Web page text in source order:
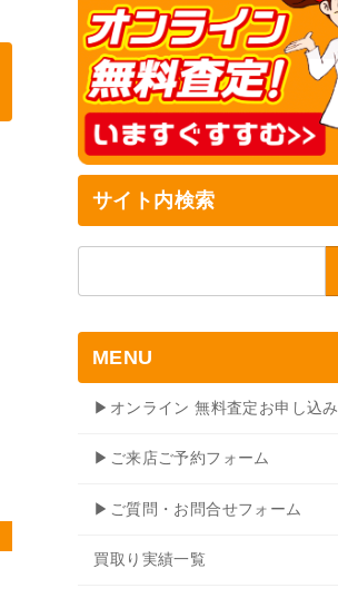
サイト内検索
索:
MENU
▶オンライン 無料査定お申し込み
▶ご来店ご予約フォーム
▶ご質問・お問合せフォーム
買取り実績一覧